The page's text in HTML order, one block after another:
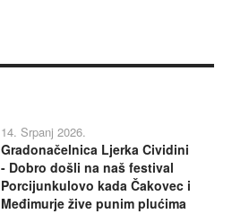
14. Srpanj 2026.
Gradonačelnica Ljerka Cividini
- Dobro došli na naš festival
Porcijunkulovo kada Čakovec i
Međimurje žive punim plućima